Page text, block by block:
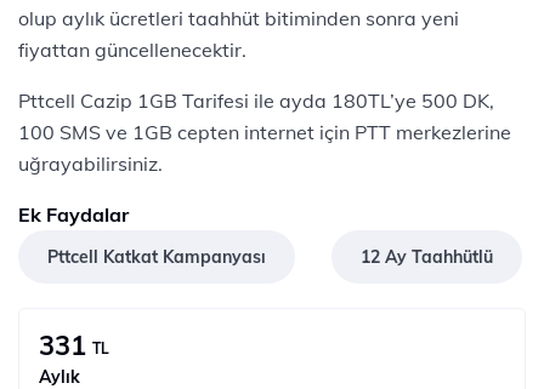
olup aylık ücretleri taahhüt bitiminden sonra yeni
fiyattan güncellenecektir.
Pttcell Cazip 1GB Tarifesi ile ayda 180TL’ye 500 DK,
100 SMS ve 1GB cepten internet için PTT merkezlerine
uğrayabilirsiniz.
Ek Faydalar
Pttcell Katkat Kampanyası 12 Ay Taahhütlü
331 TL
Aylık